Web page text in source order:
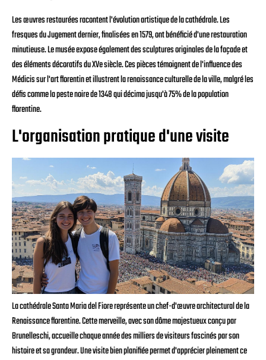
Les œuvres restaurées racontent l'évolution artistique de la cathédrale. Les
fresques du Jugement dernier, finalisées en 1579, ont bénéficié d'une restauration
minutieuse. Le musée expose également des sculptures originales de la façade et
des éléments décoratifs du XVe siècle. Ces pièces témoignent de l'influence des
Médicis sur l'art florentin et illustrent la renaissance culturelle de la ville, malgré les
défis comme la peste noire de 1348 qui décima jusqu'à 75% de la population
florentine.
L'organisation pratique d'une visite
La cathédrale Santa Maria del Fiore représente un chef-d'œuvre architectural de la
Renaissance florentine. Cette merveille, avec son dôme majestueux conçu par
Brunelleschi, accueille chaque année des milliers de visiteurs fascinés par son
histoire et sa grandeur. Une visite bien planifiée permet d'apprécier pleinement ce